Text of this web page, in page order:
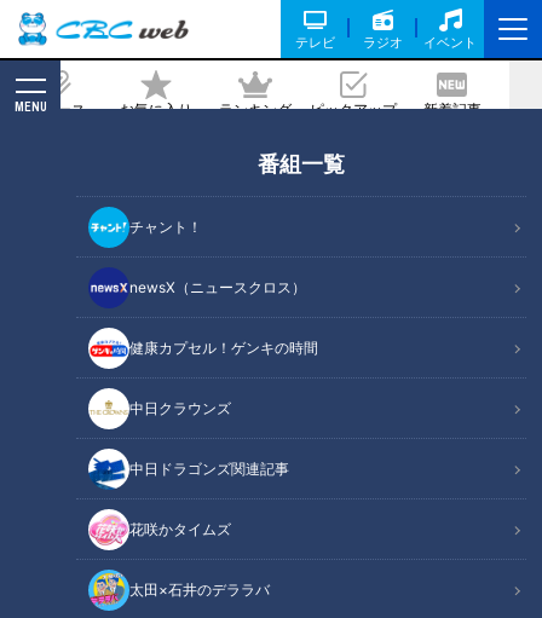
テレビ ラジオ イベント
ニュース お気に入り ランキング ピックアップ 新着記事
MENU
番組一覧
チャント！
newsX（ニュースクロス）
健康カプセル！ゲンキの時間
中日クラウンズ
中日ドラゴンズ関連記事
花咲かタイムズ
太田×石井のデララバ
的屋さん『藤吉郎』
記事に戻る